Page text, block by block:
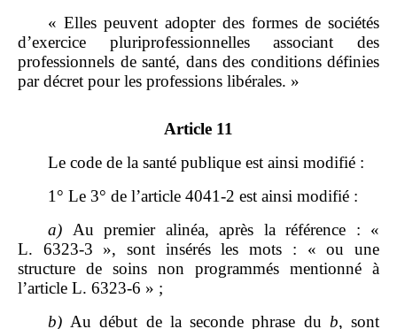
« Elles peuvent adopter des formes de sociétés
d’exercice pluriprofessionnelles associant des
professionnels de santé, dans des conditions définies
par décret pour les professions libérales. »
Article 11
Le code de la santé publique est ainsi modifié :
1° Le 3° de l’article 4041‑2 est ainsi modifié :
a) Au premier alinéa, après la référence : «
L. 6323‑3 », sont insérés les mots : « ou une
structure de soins non programmés mentionné à
l’article L. 6323‑6 » ;
b) Au début de la seconde phrase du b, sont